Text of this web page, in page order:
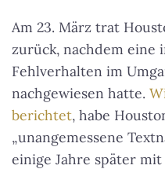
Am 23. März trat
zurück, nachdem eine
Fehlverhalten im
nachgewiesen hatte.
berichtet, habe
„unangemessene
einige Jahre später